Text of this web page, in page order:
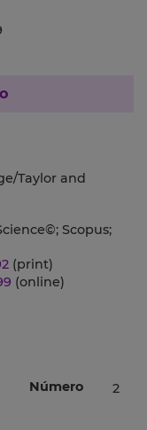
Taylor and
Scopus;
(print)
(online)
Número 2